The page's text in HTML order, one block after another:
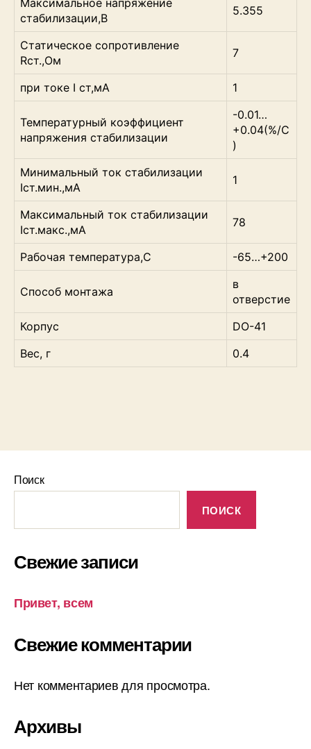
Максимальное напряжение
стабилизации,В
5.355
Статическое сопротивление
Rст.,Ом
7
при токе I ст,мА 1
Температурный коэффициент
напряжения стабилизации
-0.01…
+0.04(%/C
)
Минимальный ток стабилизации
Iст.мин.,мА
1
Максимальный ток стабилизации
Iст.макс.,мА
78
Рабочая температура,С -65…+200
Способ монтажа
в
отверстие
Корпус
DO-41
Вес, г
0.4
Поиск
ПОИСК
Свежие записи
Привет, всем
Свежие комментарии
Нет комментариев для просмотра.
Архивы